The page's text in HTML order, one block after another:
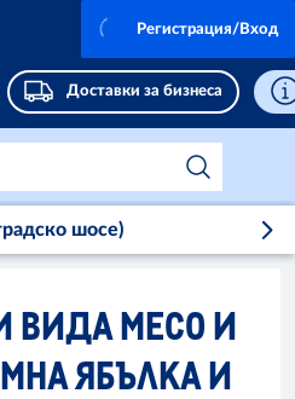
Доставки за бизнеса
Регистрация/Вход
шосе)
ВИДА МЕСО И
ЯБЪЛКА И